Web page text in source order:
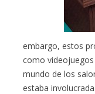
embargo, estos
como
mundo de los
estaba